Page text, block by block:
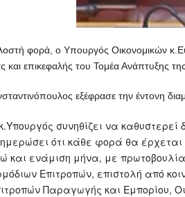
φορά, ο Υπουργός Οικονομικών
και επικεφαλής του Τομέα Ανάπτυξης
εξέφρασε την έντονη
συνηθίζει να
ότι κάθε φορά θα
και ενάμιση μήνα, με
Επιτροπών, επιστολή από
Παραγωγής και Εμπορίου,